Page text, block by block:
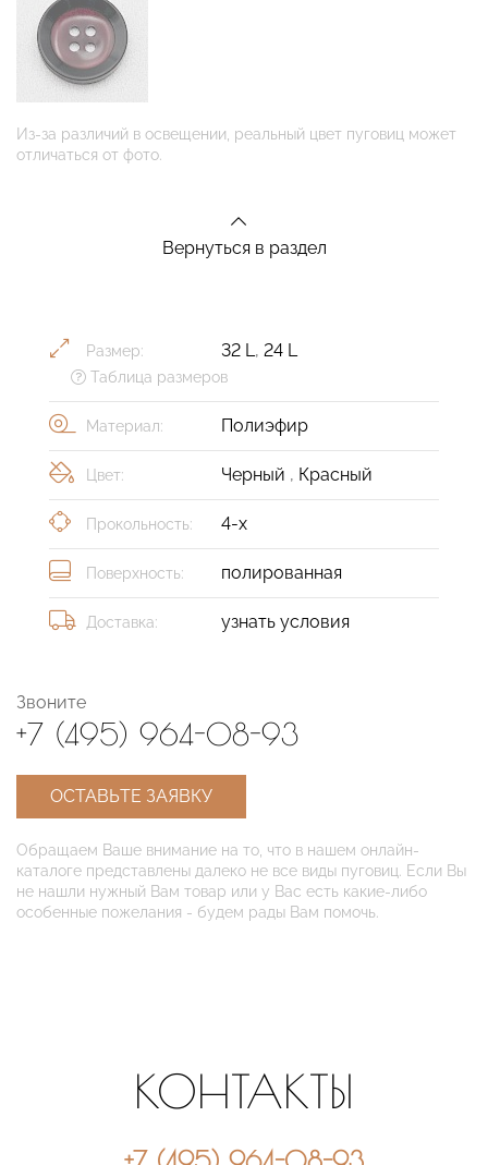
Из-за различий в освещении, реальный цвет пуговиц может
отличаться от фото.
Вернуться в раздел
Размер: 32 L, 24 L
Таблица размеров
Материал: Полиэфир
Цвет: Черный , Красный
Прокольность: 4-х
Поверхность: полированная
Доставка: узнать условия
Звоните
+7 (495) 964-08-93
ОСТАВЬТЕ ЗАЯВКУ
Обращаем Ваше внимание на то, что в нашем онлайн-
каталоге представлены далеко не все виды пуговиц. Если Вы
не нашли нужный Вам товар или у Вас есть какие-либо
особенные пожелания - будем рады Вам помочь.
КОНТАКТЫ